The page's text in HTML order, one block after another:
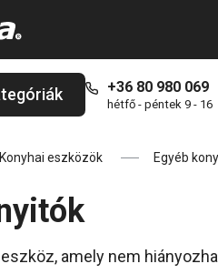
+36 80 980 069
hétfő - péntek 9 - 16
Konyhai eszközök Egyéb
eszköz, amely nem